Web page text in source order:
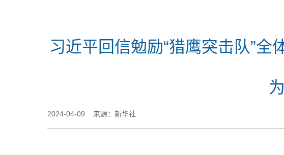
习近平回信勉励“猎鹰突击队”
2024-04-09 来源：新华社